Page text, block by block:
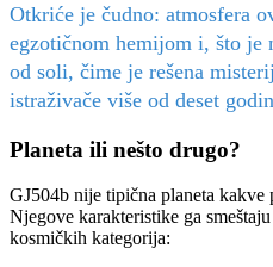
Otkriće je čudno: atmosfera
egzotičnom hemijom i, što je
od soli, čime je rešena
istraživače više od deset
Planeta ili nešto drugo?
GJ504b nije tipična planeta kakve
Njegove karakteristike ga
kosmičkih kategorija: